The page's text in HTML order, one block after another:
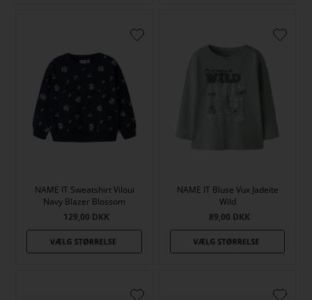
NAME IT Sweatshirt Viloui
Navy Blazer Blossom
129,00 DKK
NAME IT Bluse Vux Jadeite
Wild
89,00 DKK